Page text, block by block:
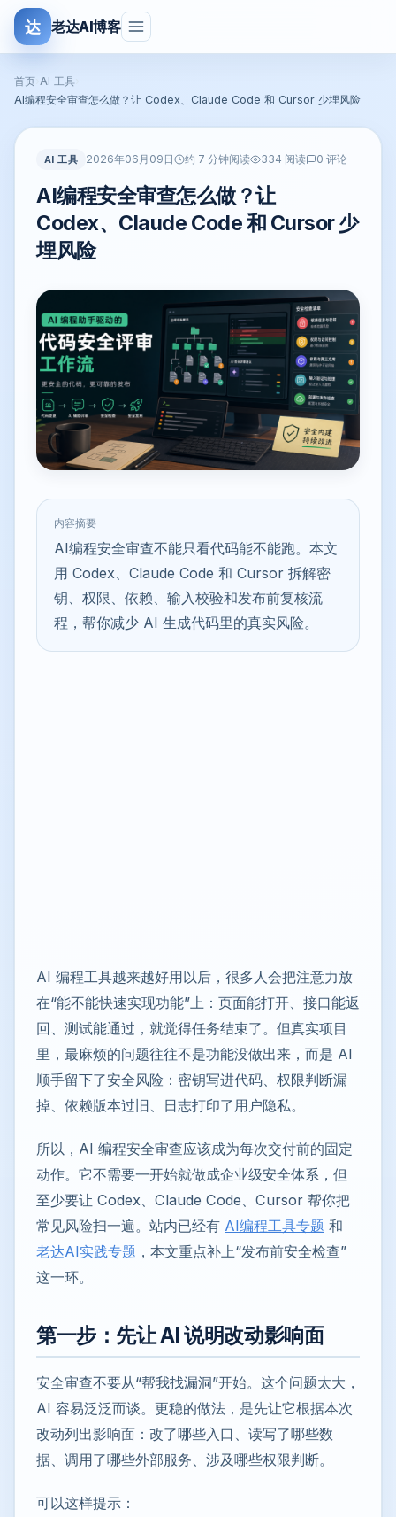
达 老达AI博客
首页 AI 工具
AI编程安全审查怎么做？让 Codex、Claude Code 和 Cursor 少埋风险
AI 工具 2026年06月09日 约 7 分钟阅读 334 阅读 0 评论
AI编程安全审查怎么做？让
Codex、Claude Code 和 Cursor 少
埋风险
内容摘要
AI编程安全审查不能只看代码能不能跑。本文
用 Codex、Claude Code 和 Cursor 拆解密
钥、权限、依赖、输入校验和发布前复核流
程，帮你减少 AI 生成代码里的真实风险。
AI 编程工具越来越好用以后，很多人会把注意力放
在“能不能快速实现功能”上：页面能打开、接口能返
回、测试能通过，就觉得任务结束了。但真实项目
里，最麻烦的问题往往不是功能没做出来，而是 AI
顺手留下了安全风险：密钥写进代码、权限判断漏
掉、依赖版本过旧、日志打印了用户隐私。
所以，AI 编程安全审查应该成为每次交付前的固定
动作。它不需要一开始就做成企业级安全体系，但
至少要让 Codex、Claude Code、Cursor 帮你把
常见风险扫一遍。站内已经有 AI编程工具专题 和
老达AI实践专题 ，本文重点补上“发布前安全检查”
这一环。
第一步：先让 AI 说明改动影响面
安全审查不要从“帮我找漏洞”开始。这个问题太大，
AI 容易泛泛而谈。更稳的做法，是先让它根据本次
改动列出影响面：改了哪些入口、读写了哪些数
据、调用了哪些外部服务、涉及哪些权限判断。
可以这样提示：